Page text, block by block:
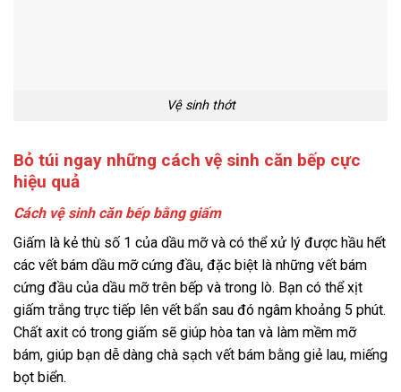
Vệ sinh thớt
Bỏ túi ngay những cách vệ sinh căn bếp cực
hiệu quả
Cách vệ sinh căn bếp bằng giấm
Giấm là kẻ thù số 1 của dầu mỡ và có thể xử lý được hầu hết
các vết bám dầu mỡ cứng đầu, đặc biệt là những vết bám
cứng đầu của dầu mỡ trên bếp và trong lò. Bạn có thể xịt
giấm trắng trực tiếp lên vết bẩn sau đó ngâm khoảng 5 phút.
Chất axit có trong giấm sẽ giúp hòa tan và làm mềm mỡ
bám, giúp bạn dễ dàng chà sạch vết bám bằng giẻ lau, miếng
bọt biển.